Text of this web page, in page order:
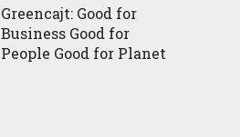
Greencajt: Good for
Business Good for
People Good for Planet